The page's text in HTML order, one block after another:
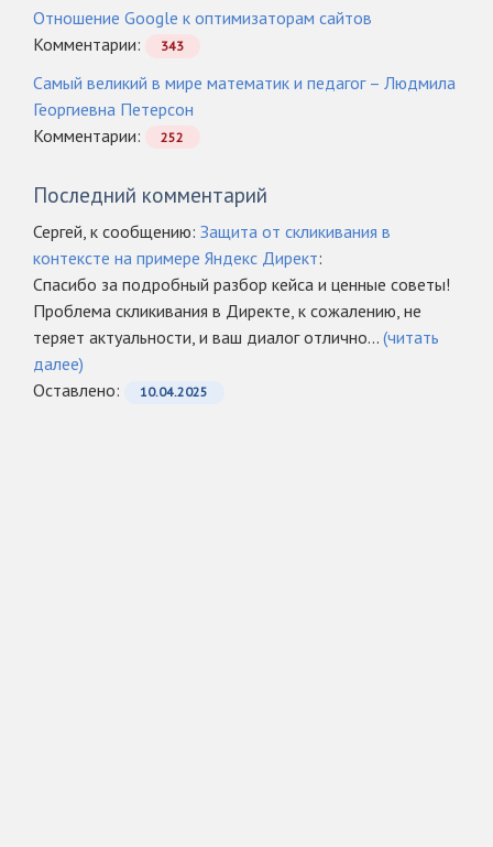
Отношение Google к оптимизаторам сайтов
Комментарии:
343
Самый великий в мире математик и педагог – Людмила
Георгиевна Петерсон
Комментарии:
252
Последний комментарий
Сергей, к сообщению: Защита от скликивания в
контексте на примере Яндекс Директ:
Спасибо за подробный разбор кейса и ценные советы!
Проблема скликивания в Директе, к сожалению, не
теряет актуальности, и ваш диалог отлично... (читать
далее)
Оcтавлено:
10.04.2025